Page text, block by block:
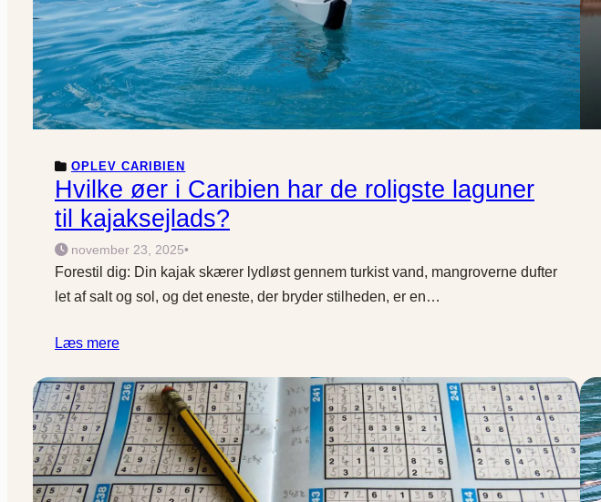
OPLEV CARIBIEN
Hvilke øer i Caribien har de roligste laguner
til kajaksejlads?
november 23, 2025•
Forestil dig: Din kajak skærer lydløst gennem turkist vand, mangroverne dufter
let af salt og sol, og det eneste, der bryder stilheden, er en…
Læs mere